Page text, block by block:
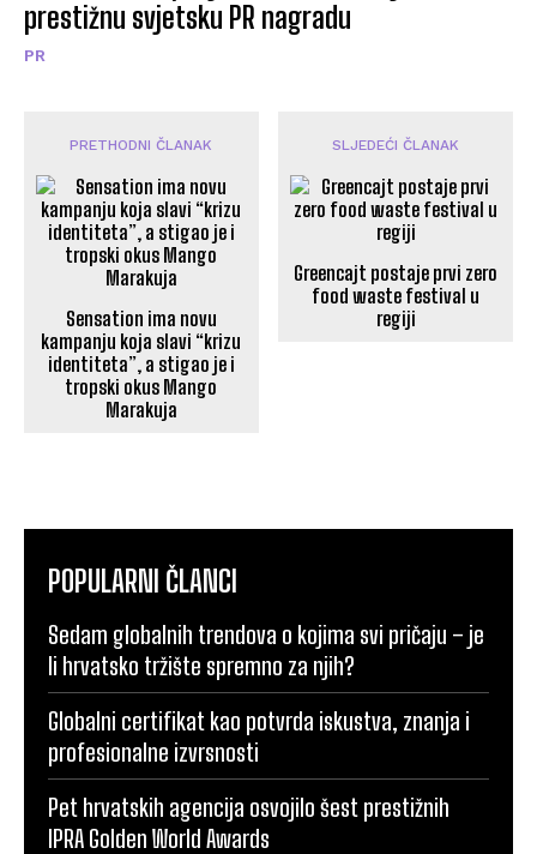
prestižnu svjetsku PR nagradu
PR
PRETHODNI ČLANAK
Sensation ima novu
kampanju koja slavi “krizu
identiteta”, a stigao je i
tropski okus Mango
Marakuja
SLJEDEĆI ČLANAK
Greencajt postaje prvi zero
food waste festival u
regiji
POPULARNI ČLANCI
Sedam globalnih trendova o kojima svi pričaju – je
li hrvatsko tržište spremno za njih?
Globalni certifikat kao potvrda iskustva, znanja i
profesionalne izvrsnosti
Pet hrvatskih agencija osvojilo šest prestižnih
IPRA Golden World Awards